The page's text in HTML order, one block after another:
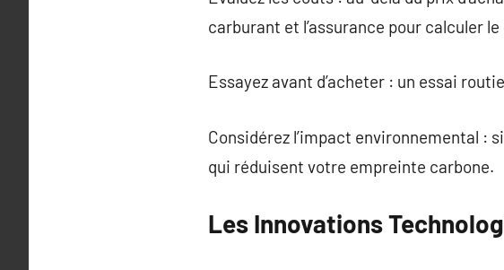
carburant et l’assurance pour calculer
Essayez avant d’acheter : un essai
Considérez l’impact environnemental :
qui réduisent votre empreinte carbone.
Les Innovations